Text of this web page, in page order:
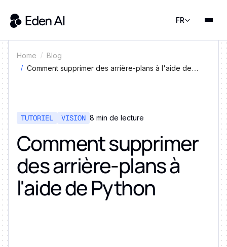
FR
Home
Blog
Comment supprimer des arrière-plans à l'aide de
TUTORIEL VISION 8 min de lecture
Comment supprimer
des arrière-plans à
l'aide de Python